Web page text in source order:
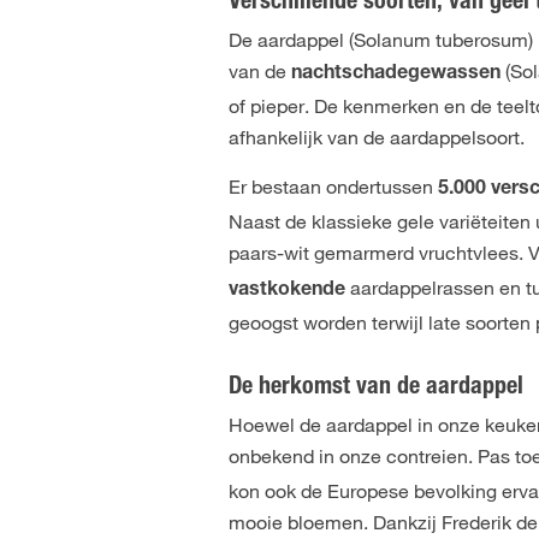
De aardappel (Solanum
van denachtschadegewassen
of pieper. De kenmerken en de
afhankelijk van de aardappelsoort.
Er bestaan ondertussen5.000
Naast de klassieke gele
paars-wit gemarmerd vruchtvlees.
vastkokende aardappelrassen en
geoogst worden terwijl late
De herkomst van de aardappel
Hoewel de aardappel in onze
onbekend in onze contreien. Pas
kon ook de Europese bevolking
mooie bloemen. Dankzij Frederik